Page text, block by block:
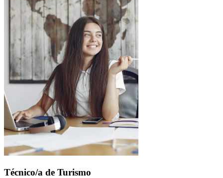
Técnico/a de Turismo